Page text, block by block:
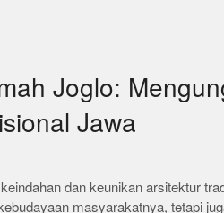
Joglo:
Jawa
dan keunikan arsitektur
masyarakatnya, tetapi